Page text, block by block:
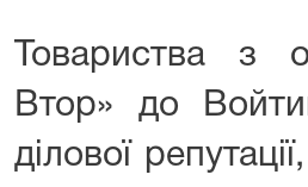
Товариства з
Втор» до
ділової